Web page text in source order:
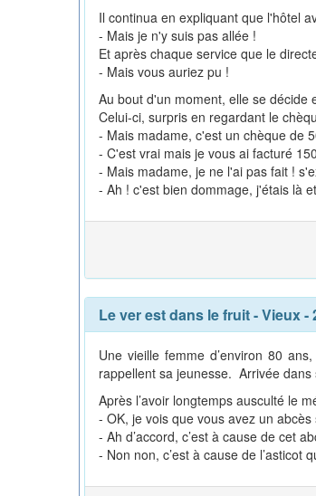
Il continua en expliquant que l'hôtel
- Mais je n'y suis pas allée !
Et après chaque service que le
- Mais vous auriez pu !
Au bout d'un moment, elle se décide
Celui-ci, surpris en regardant le
- Mais madame, c'est un chèque de
- C'est vrai mais je vous ai facturé
- Mais madame, je ne l'ai pas fait !
- Ah ! c'est bien dommage, j'étais là
Le ver est dans le fruit-Vieux-
Une vieille femme d’environ 80
rappellent sa jeunesse. Arrivée dans
Après l’avoir longtemps ausculté le
- OK, je vois que vous avez un
- Ah d’accord, c’est à cause de cet
- Non non, c’est à cause de l’asticot